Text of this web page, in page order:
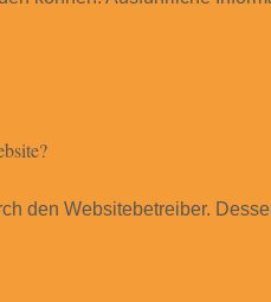
den Websitebetreiber.